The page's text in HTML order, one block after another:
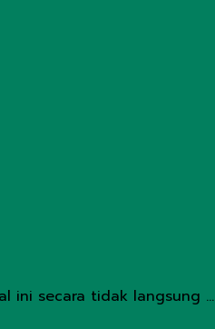
ini secara tidak langsung ...